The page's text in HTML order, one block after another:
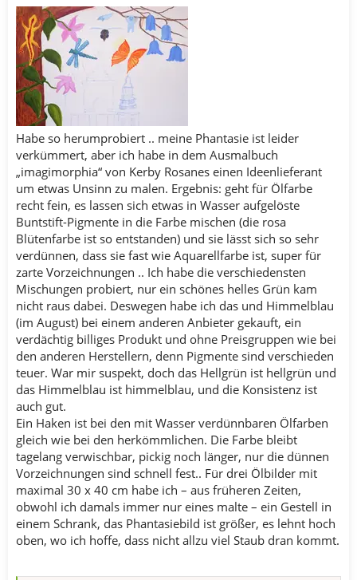
Habe so herumprobiert .. meine Phantasie ist leider
verkümmert, aber ich habe in dem Ausmalbuch
„imagimorphia“ von Kerby Rosanes einen Ideenlieferant
um etwas Unsinn zu malen. Ergebnis: geht für Ölfarbe
recht fein, es lassen sich etwas in Wasser aufgelöste
Buntstift-Pigmente in die Farbe mischen (die rosa
Blütenfarbe ist so entstanden) und sie lässt sich so sehr
verdünnen, dass sie fast wie Aquarellfarbe ist, super für
zarte Vorzeichnungen .. Ich habe die verschiedensten
Mischungen probiert, nur ein schönes helles Grün kam
nicht raus dabei. Deswegen habe ich das und Himmelblau
(im August) bei einem anderen Anbieter gekauft, ein
verdächtig billiges Produkt und ohne Preisgruppen wie bei
den anderen Herstellern, denn Pigmente sind verschieden
teuer. War mir suspekt, doch das Hellgrün ist hellgrün und
das Himmelblau ist himmelblau, und die Konsistenz ist
auch gut.
Ein Haken ist bei den mit Wasser verdünnbaren Ölfarben
gleich wie bei den herkömmlichen. Die Farbe bleibt
tagelang verwischbar, pickig noch länger, nur die dünnen
Vorzeichnungen sind schnell fest.. Für drei Ölbilder mit
maximal 30 x 40 cm habe ich – aus früheren Zeiten,
obwohl ich damals immer nur eines malte – ein Gestell in
einem Schrank, das Phantasiebild ist größer, es lehnt hoch
oben, wo ich hoffe, dass nicht allzu viel Staub dran kommt.